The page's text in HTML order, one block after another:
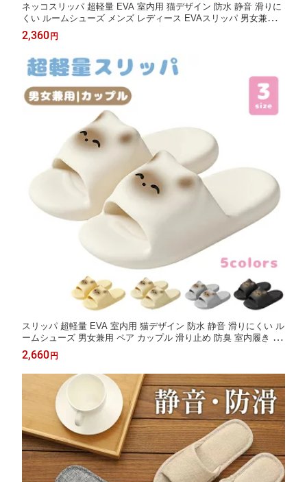
ネッコスリッパ 超軽量 EVA 室内用 猫デザイン 防水 静音 滑りに
くい ルームシューズ メンズ レディース EVAスリッパ 男女兼用
ペア カップル 滑り止め 防臭 室内履き 夏用 家庭用 おしゃれ 軽量
クッション性 ソフト 洗える 履きやすい 疲れにくい 衝撃吸収
2,360円
スリッパ 超軽量 EVA 室内用 猫デザイン 防水 静音 滑りにくい ル
ームシューズ 男女兼用 ペア カップル 滑り止め 防臭 室内履き 夏
用 家庭用 おしゃれ 軽量 クッション性 ソフト 洗える 履きやすい
疲れにくい ネコ 室内 男女 柔らか 抗菌防臭 来客用 部屋用
2,660円